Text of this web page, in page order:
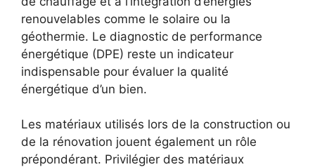
renouvelables comme le solaire ou la
géothermie. Le diagnostic de performance
énergétique (DPE) reste un indicateur
indispensable pour évaluer la qualité
énergétique d’un bien.
Les matériaux utilisés lors de la construction ou
de la rénovation jouent également un rôle
prépondérant. Privilégier des matériaux